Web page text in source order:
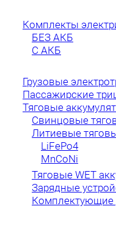
Комплекты
БЕЗ АКБ
С АКБ
Грузовые
Пассажирские
Тяговые
Свинцовые
Литиевые
LiFePo4
MnCoNi
Тяговые WET
Зарядные
Комплектующие